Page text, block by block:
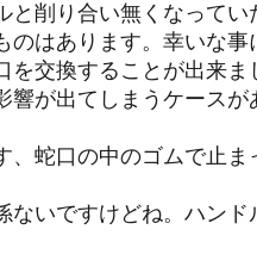
削り合い無くなってい
はあります。幸いな事
交換することが出来ま
響が出てしまうケースが
蛇口の中のゴムで止ま
ないですけどね。ハンド